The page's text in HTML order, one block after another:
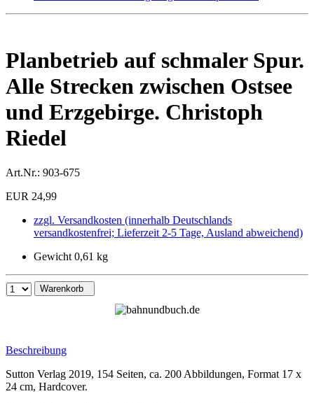
Planbetrieb auf schmaler Spur.
Alle Strecken zwischen Ostsee
und Erzgebirge. Christoph
Riedel
Art.Nr.: 903-675
EUR 24,99
zzgl. Versandkosten (innerhalb Deutschlands
versandkostenfrei; Lieferzeit 2-5 Tage, Ausland abweichend)
Gewicht 0,61 kg
Warenkorb
Beschreibung
Sutton Verlag 2019, 154 Seiten, ca. 200 Abbildungen, Format 17 x
24 cm, Hardcover.